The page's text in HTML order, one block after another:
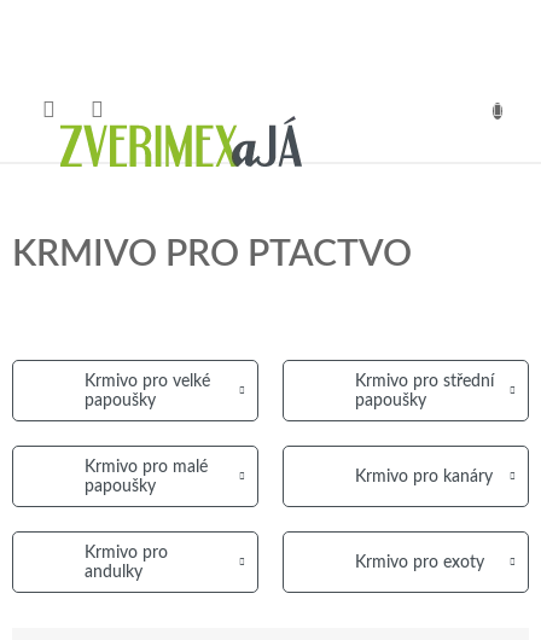
KRMIVO PRO PTACTVO
Krmivo pro velké
papoušky
Krmivo pro střední
papoušky
Krmivo pro malé
papoušky
Krmivo pro kanáry
Krmivo pro
andulky
Krmivo pro exoty